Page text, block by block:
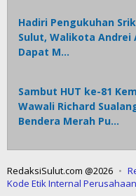
Hadiri Pengukuhan
Sulut, Walikota Andrei
Dapat M…
Sambut HUT ke-81
Wawali Richard
Bendera Merah Pu…
RedaksiSulut.com @2026
Kode Etik Internal Perusahaan